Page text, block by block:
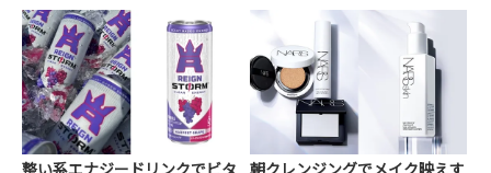
整い系エナジードリンクでビタ
朝クレンジングでメイク映えす